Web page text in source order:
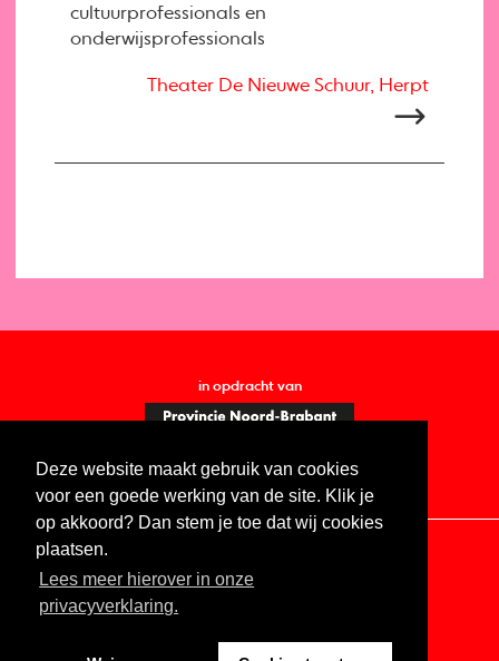
Deze website maakt gebruik van cookies
voor een goede werking van de site. Klik je
op akkoord? Dan stem je toe dat wij cookies
plaatsen.
Lees meer hierover in onze
privacyverklaring.
cultuurprofessionals en
onderwijsprofessionals
Theater De Nieuwe Schuur, Herpt
in opdracht van
Contact Vacatures ANBI
Digitale toegankelijkheid